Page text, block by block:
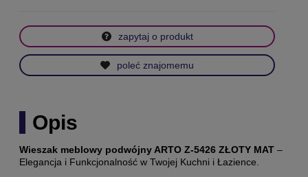
zapytaj o produkt
poleć znajomemu
Opis
Wieszak meblowy podwójny ARTO Z-5426 ZŁOTY MAT –
Elegancja i Funkcjonalność w Twojej Kuchni i Łazience.